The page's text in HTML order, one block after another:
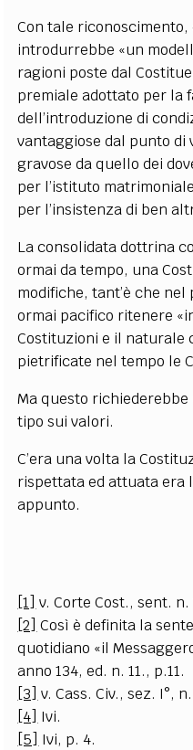
Con tale
introdurrebbe «un
ragioni poste dal
premiale adottato per la
dell’introduzione di
vantaggiose dal punto di
gravose da quello dei
per l’istituto
per l’insistenza di ben
La consolidata dottrina
ormai da tempo, una
modifiche, tant’è che
ormai pacifico ritenere
Costituzioni e il naturale
pietrificate nel tempo le
Ma questo
tipo sui valori.
C’era una volta la
rispettata ed attuata era
appunto.
[1] v. Corte Cost., sent. n.
[2] Così è definita la
quotidiano «il
anno 134, ed. n. 11., p.11.
[3] v. Cass. Civ., sez. I°,
[4] Ivi.
[5]
Ivi, p. 4.